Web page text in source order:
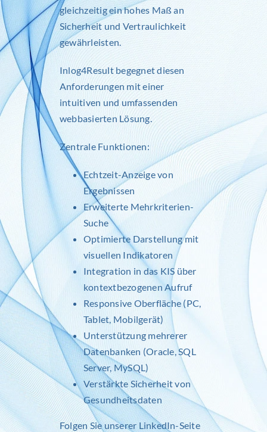
gleichzeitig ein hohes Maß an
Sicherheit und Vertraulichkeit
gewährleisten.
Inlog4Resultbegegnet diesen
Anforderungen mit einer
intuitiven und umfassenden
webbasierten Lösung.
Zentrale Funktionen:
Echtzeit-Anzeige von
Ergebnissen
Erweiterte Mehrkriterien-
Suche
Optimierte Darstellung mit
visuellen Indikatoren
Integration in das KIS über
kontextbezogenen Aufruf
Responsive Oberfläche (PC,
Tablet, Mobilgerät)
Unterstützung mehrerer
Datenbanken (Oracle, SQL
Server, MySQL)
Verstärkte Sicherheit von
Gesundheitsdaten
Folgen Sie unserer LinkedIn-Seite